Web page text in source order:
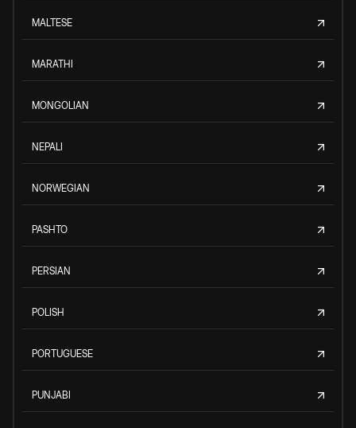
MALTESE
MARATHI
MONGOLIAN
NEPALI
NORWEGIAN
PASHTO
PERSIAN
POLISH
PORTUGUESE
PUNJABI